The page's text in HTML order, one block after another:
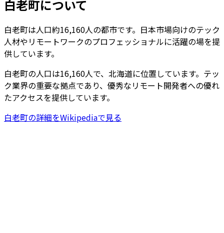
白老町について
白老町は人口約16,160人の都市です。日本市場向けのテック
人材やリモートワークのプロフェッショナルに活躍の場を提
供しています。
白老町の人口は16,160人で、 北海道に位置しています。テッ
ク業界の重要な拠点であり、優秀なリモート開発者への優れ
たアクセスを提供しています。
白老町の詳細をWikipediaで見る